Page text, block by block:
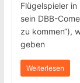
Flügelspieler
sein DBB-
zu kommen“),
geben
Weiterlesen